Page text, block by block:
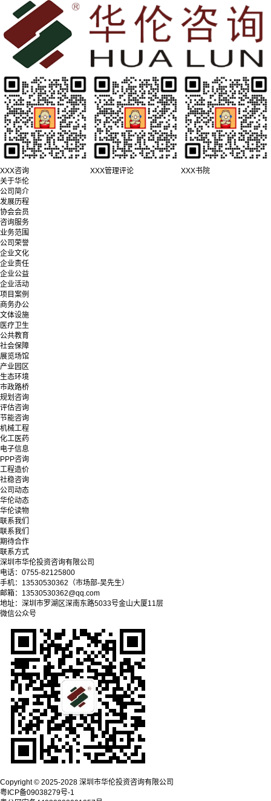
XXX咨询 XXX管理评论
XXX书院
关于华伦
公司简介
发展历程
协会会员
咨询服务
业务范围
公司荣誉
企业文化
企业责任
企业公益
企业活动
项目案例
商务办公
文体设施
医疗卫生
公共教育
社会保障
展览场馆
产业园区
生态环境
市政路桥
规划咨询
评估咨询
节能咨询
机械工程
化工医药
电子信息
PPP咨询
工程造价
社稳咨询
公司动态
华伦动态
华伦读物
联系我们
联系我们
期待合作
联系方式
深圳市华伦投资咨询有限公司
电话：0755-82125800
手机：13530530362（市场部-吴先生）
邮箱：13530530362@qq.com
地址：深圳市罗湖区深南东路5033号金山大厦11层
微信公众号
Copyright © 2025-2028 深圳市华伦投资咨询有限公司
粤ICP备09038279号-1